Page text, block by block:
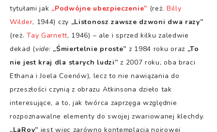
tytułami jak „Podwójne ubezpieczenie” (reż. Billy
Wilder, 1944) czy „Listonosz zawsze dzwoni dwa razy”
(reż.Tay Garnett, 1946) – ale i sprzed kilku zaledwie
dekad (vide: „Śmiertelnie proste” z 1984 roku oraz „To
nie jest kraj dla starych ludzi” z 2007 roku, oba braci
Ethana i Joela Coenów), lecz to nie nawiązania do
przeszłości czynią z obrazu Atkinsona dzieło tak
interesujące, a to, jak twórca zaprzęga względnie
rozpoznawalne elementy do swojej zwariowanej klechdy.
„LaRoy” jest więc zarówno kontemplacją noirowej